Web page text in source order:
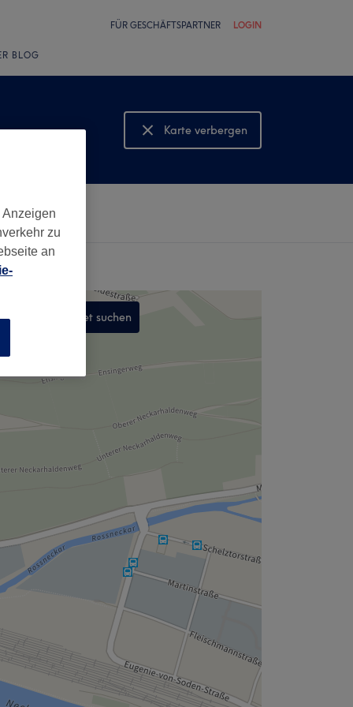
FÜR GESCHÄFTSPARTNER LOGIN
BLOG
Karte verbergen
Karte anzeigen
In diesem Gebiet suchen
zu
an